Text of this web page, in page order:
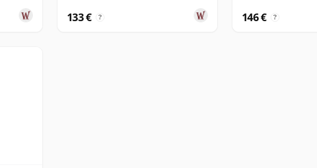
133 € ? 146 € ?